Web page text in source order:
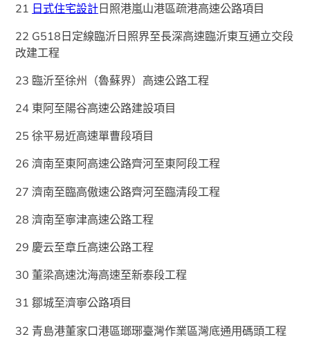
21 日式住宅設計日照港嵐山港區疏港高速公路項目
22 G518日定線臨沂日照界至長深高速臨沂東互通立交段
改建工程
23 臨沂至徐州（魯蘇界）高速公路工程
24 東阿至陽谷高速公路建設項目
25 徐平易近高速單曹段項目
26 濟南至東阿高速公路齊河至東阿段工程
27 濟南至臨高傲速公路齊河至臨清段工程
28 濟南至寧津高速公路工程
29 慶云至章丘高速公路工程
30 董梁高速沈海高速至新泰段工程
31 鄒城至濟寧公路項目
32 青島港董家口港區瑯琊臺灣作業區灣底通用碼頭工程